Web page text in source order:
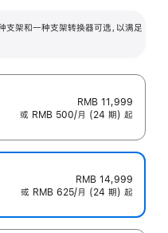
架和一种支架转换器可选，以满足
RMB 11,999
或 RMB 500/月 (24 期) 起
RMB 14,999
或 RMB 625/月 (24 期) 起